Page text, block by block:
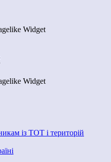
із ТОТ і територій